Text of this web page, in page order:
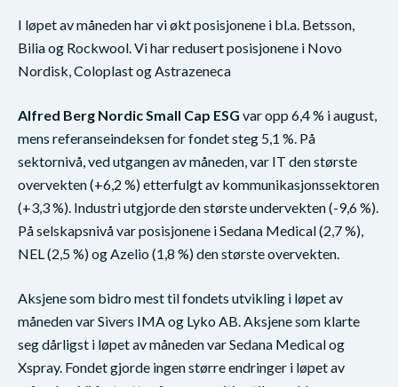
I løpet av måneden har vi økt posisjonene i bl.a. Betsson,
Bilia og Rockwool. Vi har redusert posisjonene i Novo
Nordisk, Coloplast og Astrazeneca
Alfred Berg Nordic Small Cap ESG var opp 6,4 % i august,
mens referanseindeksen for fondet steg 5,1 %. På
sektornivå, ved utgangen av måneden, var IT den største
overvekten (+6,2 %) etterfulgt av kommunikasjonssektoren
(+3,3 %). Industri utgjorde den største undervekten (-9,6 %).
På selskapsnivå var posisjonene i Sedana Medical (2,7 %),
NEL (2,5 %) og Azelio (1,8 %) den største overvekten.
Aksjene som bidro mest til fondets utvikling i løpet av
måneden var Sivers IMA og Lyko AB. Aksjene som klarte
seg dårligst i løpet av måneden var Sedana Medical og
Xspray. Fondet gjorde ingen større endringer i løpet av